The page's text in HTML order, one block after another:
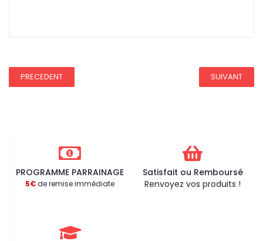
PRECEDENT SUIVANT
PROGRAMME PARRAINAGE
5€de remise immédiate
Satisfait ou Remboursé
Renvoyez vos produits !